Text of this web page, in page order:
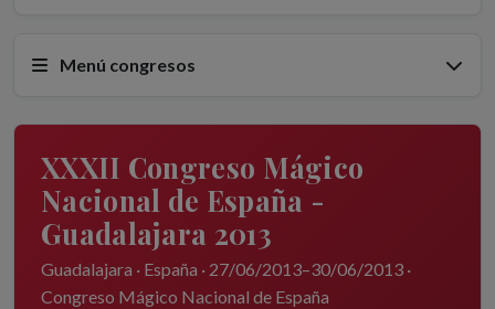
Menú congresos
XXXII Congreso Mágico
Nacional de España -
Guadalajara 2013
Guadalajara · España · 27/06/2013–30/06/2013 ·
Congreso Mágico Nacional de España